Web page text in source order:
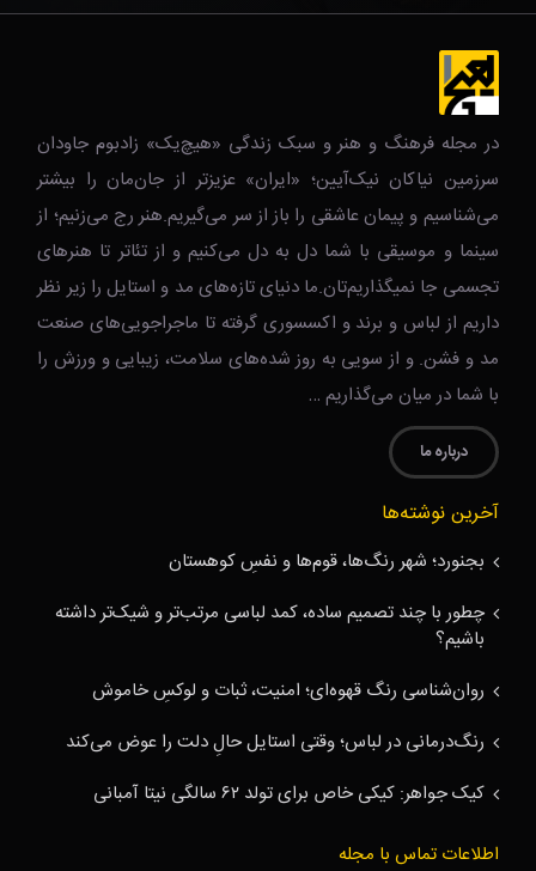
در مجله فرهنگ و هنر و سبک زندگی‌ «هیچ‌یک» زادبوم جاودان
سرزمین نیاکان نیک‌‌‌آیین؛ «ایران» عزیزتر از جان‌مان را بیشتر
می‌شناسیم و پیمان عاشقی را باز از سر می‌گیریم.هنر رج می‌زنیم؛ از
سینما و موسیقی با شما دل به دل می‌کنیم و از تئاتر تا هنرهای
تجسمی جا نمیگذاریم‌تان.ما دنیای تازه‌های مد و استایل را زیر نظر
داریم از لباس و برند و اکسسوری گرفته تا ماجراجویی‌های صنعت
مد و فشن. و از سویی به روز شده‌های سلامت، زیبایی و ورزش را
با شما در میان می‌گذاریم …
درباره ما
آخرین نوشته‌ها
بجنورد؛ شهر رنگ‌ها، قوم‌ها و نفسِ کوهستان
چطور با چند تصمیم ساده، کمد لباسی مرتب‌تر و شیک‌تر داشته
باشیم؟
روان‌شناسی رنگ قهوه‌ای؛ امنیت، ثبات و لوکسِ خاموش
رنگ‌درمانی در لباس؛ وقتی استایل حالِ دلت را عوض می‌کند
کیک جواهر: کیکی خاص برای تولد ۶۲ سالگی نیتا آمبانی
اطلاعات تماس با مجله